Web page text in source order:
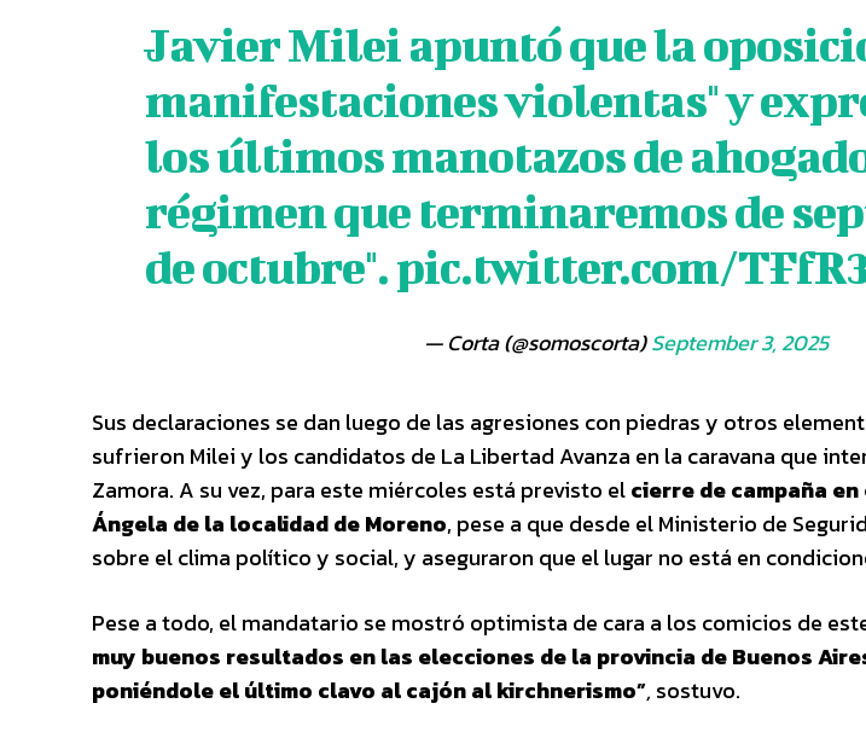
Javier Milei apuntó que la
manifestaciones violentas" y
los últimos manotazos de
régimen que terminaremos de
de octubre".pic.twitter.com/
— Corta (@somoscorta)September 3, 2025
Sus declaraciones se dan luego de las agresiones con piedras y otros
sufrieron Milei y los candidatos de La Libertad Avanza en la caravana que
Zamora. A su vez, para este miércoles está previsto elcierre de campaña
Ángela de la localidad de Moreno, pese a que desde el Ministerio de
sobre el clima político y social, y aseguraron que el lugar no está en
Pese a todo, el mandatario se mostró optimista de cara a los comicios de
muy buenos resultados en las elecciones de la provincia de Buenos
poniéndole el último clavo al cajón al kirchnerismo”, sostuvo.